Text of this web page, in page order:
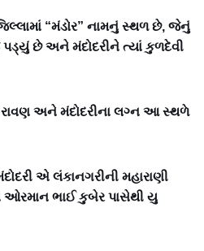
“મંડોર” નામનું સ્થળ છે, જેનું
પડ્યું છે અને મંદોદરીને ત્યાં કુળદેવી
રાવણ અને મંદોદરીના લગ્ન આ સ્થળે
એ લંકાનગરીની મહારાણી
ઓરમાન ભાઈ કુબેર પાસેથી યુ